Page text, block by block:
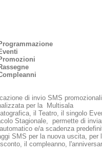
di invio SMS promozionali
per la Multisala
il Teatro, il singolo
Stagionale, permette di
e/a scadenza
SMS per la nuova uscita, per
il compleanno,